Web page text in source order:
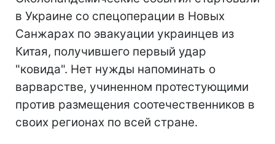
в Украине со спецоперации в Новых
Санжарах по эвакуации украинцев из
Китая, получившего первый удар
"ковида". Нет нужды напоминать о
варварстве, учиненном протестующими
против размещения соотечественников в
своих регионах по всей стране.